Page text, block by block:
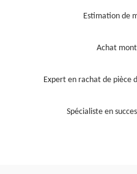
Estimation de
Achat
Expert en rachat de pièce
Spécialiste en